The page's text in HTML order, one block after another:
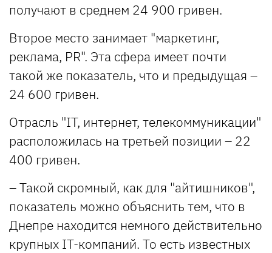
получают в среднем 24 900 гривен.
Второе место занимает "маркетинг,
реклама, PR". Эта сфера имеет почти
такой же показатель, что и предыдущая –
24 600 гривен.
Отрасль "IT, интернет, телекоммуникации"
расположилась на третьей позиции – 22
400 гривен.
– Такой скромный, как для "айтишников",
показатель можно объяснить тем, что в
Днепре находится немного действительно
крупных IT-компаний. То есть известных